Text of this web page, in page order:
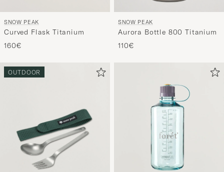
SNOW PEAK
Curved Flask Titanium
160€
SNOW PEAK
Aurora Bottle 800 Titanium
110€
OUTDOOR